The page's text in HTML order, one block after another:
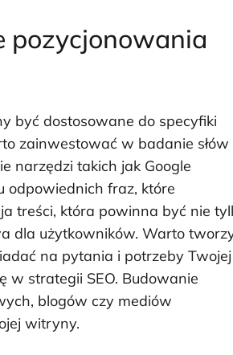
pozycjonowania
być dostosowane do specyfiki
zainwestować w badanie słów
narzędzi takich jak Google
odpowiednich fraz, które
treści, która powinna być nie
dla użytkowników. Warto
na pytania i potrzeby Twojej
w strategii SEO. Budowanie
blogów czy mediów
witryny.